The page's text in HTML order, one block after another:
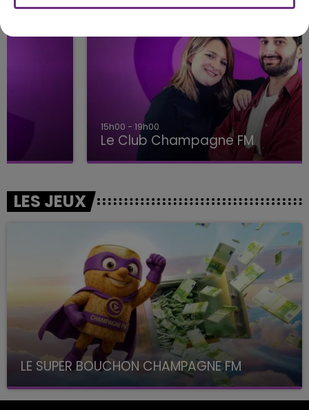
Le Club Champagne FM
LES JEUX
LE SUPER BOUCHON CHAMPAGNE FM
avec La Famille Champagne FM, à 8H10